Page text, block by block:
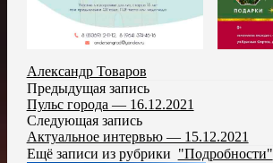
Александр Товаров
Предыдущая запись
Пульс города — 16.12.2021
Следующая запись
Актуальное интервью — 15.12.2021
Ещё записи из рубрики "Подробности"